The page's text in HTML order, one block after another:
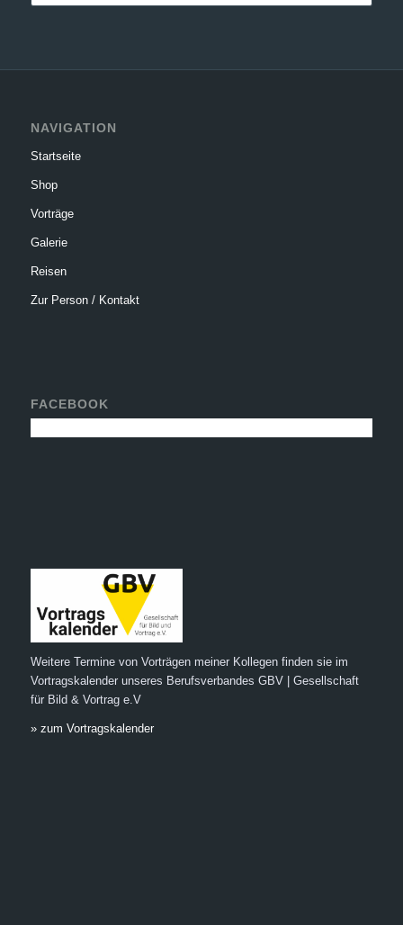
NAVIGATION
Startseite
Shop
Vorträge
Galerie
Reisen
Zur Person / Kontakt
FACEBOOK
Weitere Termine von Vorträgen meiner Kollegen finden sie im
Vortragskalender unseres Berufsverbandes GBV | Gesellschaft
für Bild & Vortrag e.V
» zum Vortragskalender